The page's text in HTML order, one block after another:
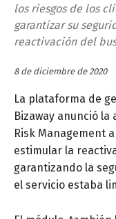
los riesgos de los
garantizar su
reactivación del
8 de diciembre de 2020
La plataforma de
Bizaway anunció la
Risk Management
estimular la
garantizando la
el servicio estaba